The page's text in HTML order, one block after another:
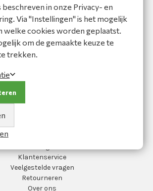
MOC Bedrijfskleding
Koperslagersweg 13
bedrijfskleding.nl
Klantenservice
Veelgestelde vragen
Retourneren
Over ons
in onze Privacy- en
Via "Instellingen" is het mogelijk
welke cookies worden geplaatst.
om de gemaakte keuze te
trekken.